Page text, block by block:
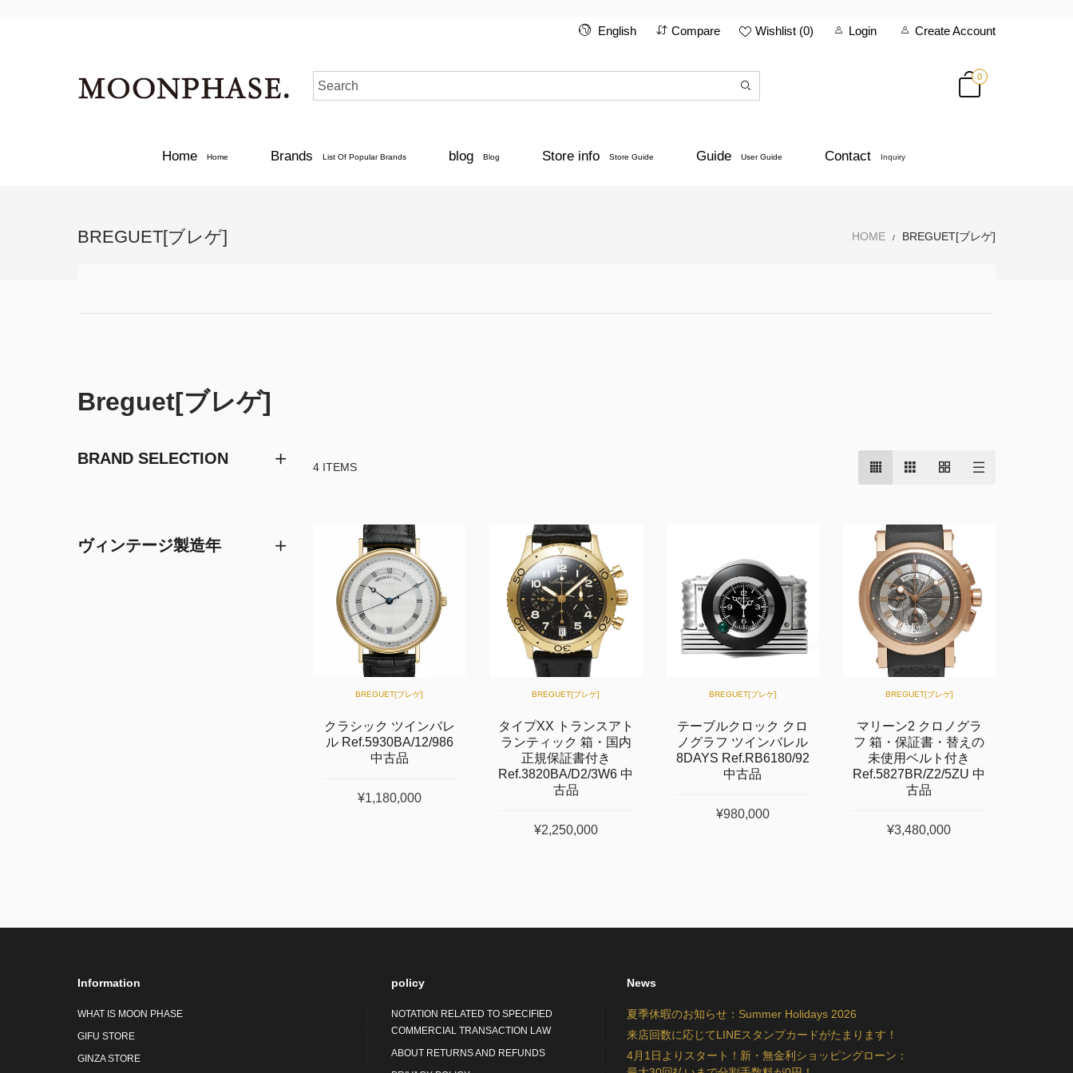
English Compare Wishlist (0) Login Create Account
0
Home Home Brands List Of Popular Brands blog Blog Store info Store Guide Guide User Guide Contact Inquiry
BREGUET[ブレゲ] HOME / BREGUET[ブレゲ]
Breguet[ブレゲ]
BRAND SELECTION
ヴィンテージ製造年
4 ITEMS
BREGUET[ブレゲ]
クラシック ツインバレ
ル Ref.5930BA/12/986
中古品
¥1,180,000
BREGUET[ブレゲ]
タイプXX トランスアト
ランティック 箱・国内
正規保証書付き
Ref.3820BA/D2/3W6 中
古品
¥2,250,000
BREGUET[ブレゲ]
テーブルクロック クロ
ノグラフ ツインバレル
8DAYS Ref.RB6180/92
中古品
¥980,000
BREGUET[ブレゲ]
マリーン2 クロノグラ
フ 箱・保証書・替えの
未使用ベルト付き
Ref.5827BR/Z2/5ZU 中
古品
¥3,480,000
Information
WHAT IS MOON PHASE
GIFU STORE
GINZA STORE
policy
NOTATION RELATED TO SPECIFIED
COMMERCIAL TRANSACTION LAW
ABOUT RETURNS AND REFUNDS
News
夏季休暇のお知らせ：Summer Holidays 2026
来店回数に応じてLINEスタンプカードがたまります！
4月1日よりスタート！新・無金利ショッピングローン：